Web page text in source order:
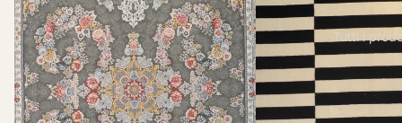
Tutti i